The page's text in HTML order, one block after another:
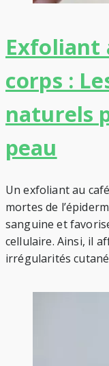
Exfoliant
corps :
naturels
peau
Un exfoliant au
mortes de
sanguine et
cellulaire. Ainsi, il
irrégularités